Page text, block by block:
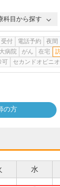
科目から探す
受付 電話予約 夜間
大病院 がん 在宅
可
セカンドオピニ
の方
水